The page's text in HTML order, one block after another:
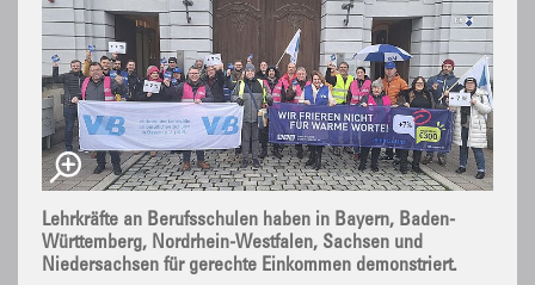
Lehrkräfte an Berufsschulen haben in Bayern, Baden-
Württemberg, Nordrhein-Westfalen, Sachsen und
Niedersachsen für gerechte Einkommen demonstriert.